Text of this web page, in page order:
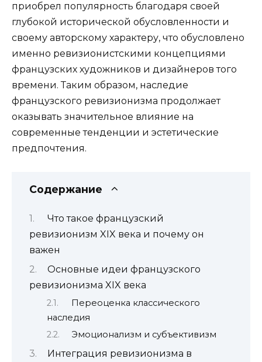
приобрел популярность благодаря своей
глубокой исторической обусловленности и
своему авторскому характеру, что обусловлено
именно ревизионистскими концепциями
французских художников и дизайнеров того
времени. Таким образом, наследие
французского ревизионизма продолжает
оказывать значительное влияние на
современные тенденции и эстетические
предпочтения.
Содержание
Что такое французский
ревизионизм XIX века и почему он
важен
Основные идеи французского
ревизионизма XIX века
Переоценка классического
наследия
Эмоционализм и субъективизм
Интеграция ревизионизма в